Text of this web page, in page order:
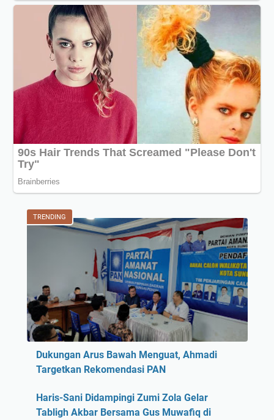
TRENDING
Dukungan Arus Bawah Menguat, Ahmadi
Targetkan Rekomendasi PAN
Haris-Sani Didampingi Zumi Zola Gelar
Tabligh Akbar Bersama Gus Muwafiq di